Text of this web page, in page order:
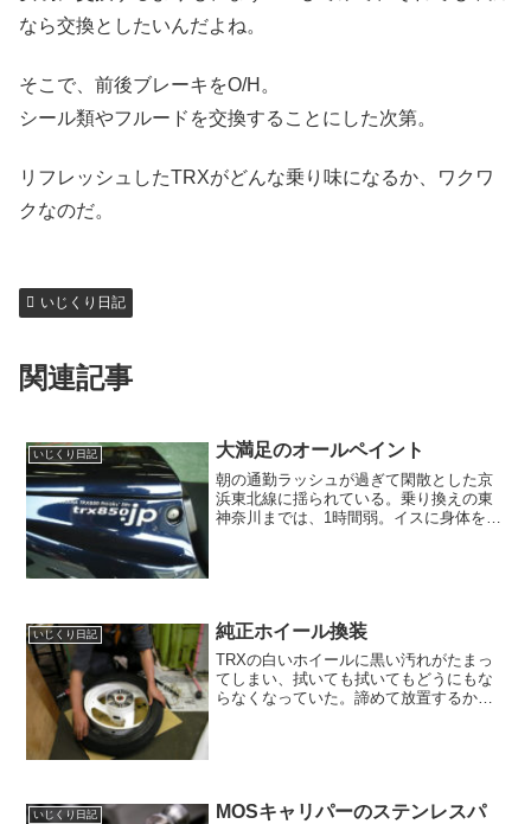
なら交換としたいんだよね。
そこで、前後ブレーキをO/H。
シール類やフルードを交換することにした次第。
リフレッシュしたTRXがどんな乗り味になるか、ワクワ
クなのだ。
いじくり日記
関連記事
いじくり日記 大満足のオールペイント
朝の通勤ラッシュが過ぎて閑散とした京
浜東北線に揺られている。乗り換えの東
神奈川までは、1時間弱。イスに身体を預
いじくり日記 純正ホイール換装
TRXの白いホイールに黒い汚れがたまっ
てしまい、拭いても拭いてもどうにもな
らなくなっていた。諦めて放置するか、
いじくり日記
MOSキャリパーのステンレスパ